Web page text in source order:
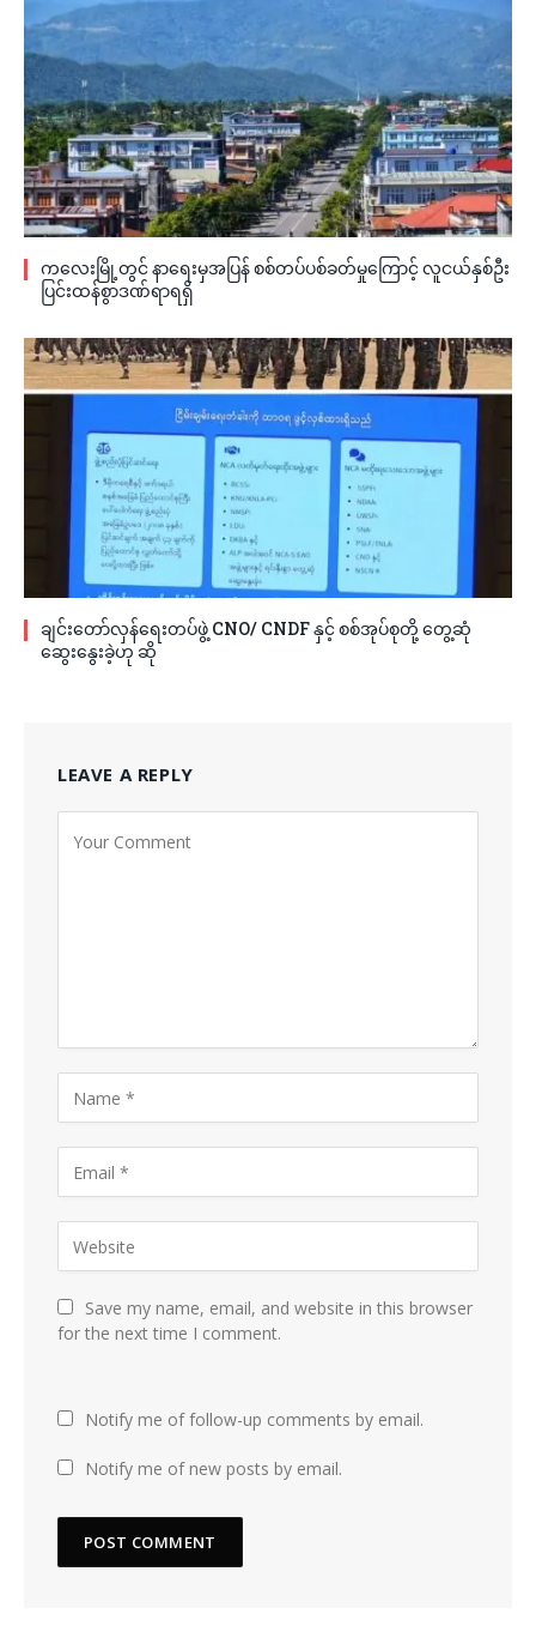
ကလေးမြို့တွင် နာရေးမှအပြန် စစ်တပ်ပစ်ခတ်မှုကြောင့် လူငယ်နှစ်ဦး
ပြင်းထန်စွာဒဏ်ရာရရှိ
ချင်းတော်လှန်ရေးတပ်ဖွဲ့ CNO/ CNDF နှင့် စစ်အုပ်စုတို့ တွေ့ဆုံ
ဆွေးနွေးခဲ့ဟု ဆို
LEAVE A REPLY
Save my name, email, and website in this browser
for the next time I comment.
Notify me of follow-up comments by email.
Notify me of new posts by email.